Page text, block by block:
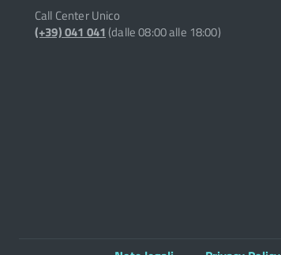
Call Center Unico
(+39) 041 041(dalle 08:00 alle 18:00)